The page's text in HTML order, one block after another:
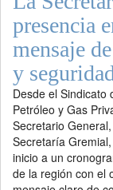
presencia
mensaje
y
Desde el Sindicato
Petróleo y Gas
Secretario
Secretaría
inicio a un
de la región con el